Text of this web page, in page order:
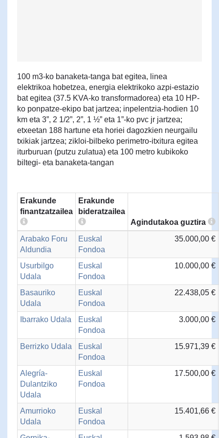
100 m3-ko banaketa-tanga bat egitea, linea
elektrikoa hobetzea, energia elektrikoko azpi-estazio
bat egitea (37.5 KVA-ko transformadorea) eta 10 HP-
ko ponpatze-ekipo bat jartzea; inpelentzia-hodien 10
km eta 3”, 2 1/2”, 2”, 1 ½” eta 1”-ko pvc jr jartzea;
etxeetan 188 hartune eta horiei dagozkien neurgailu
txikiak jartzea; zikloi-bilbeko perimetro-itxitura egitea
iturburuan (putzu zulatua) eta 100 metro kubikoko
biltegi- eta banaketa-tangan
Erakunde
finantzatzailea
Erakunde
bideratzailea
Agindutakoa guztira
Arabako Foru
Aldundia
Euskal
Fondoa
35.000,00 €
Usurbilgo
Udala
Euskal
Fondoa
10.000,00 €
Basauriko
Udala
Euskal
Fondoa
22.438,05 €
Ibarrako Udala
Euskal
Fondoa
3.000,00 €
Berrizko Udala
Euskal
Fondoa
15.971,39 €
Alegría-
Dulantziko
Udala
Euskal
Fondoa
17.500,00 €
Amurrioko
Udala
Euskal
Fondoa
15.401,66 €